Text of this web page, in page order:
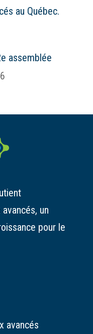
au Québec.
assemblée
un
pour le
avancés